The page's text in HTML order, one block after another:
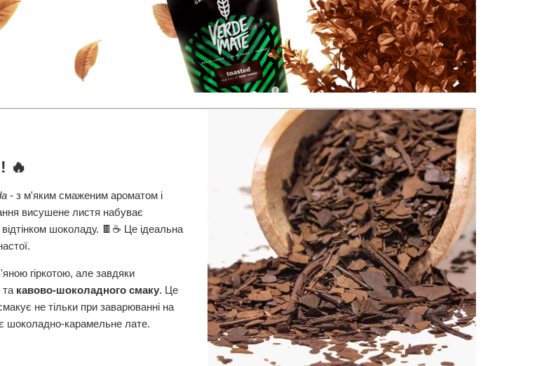
🔥
- з м'яким смаженим ароматом і
висушене листя набуває
шоколаду. 🍫☕ Це ідеальна
гіркотою, але завдяки
та кавово-шоколадного смаку. Це
не тільки при заварюванні на
шоколадно-карамельне лате.